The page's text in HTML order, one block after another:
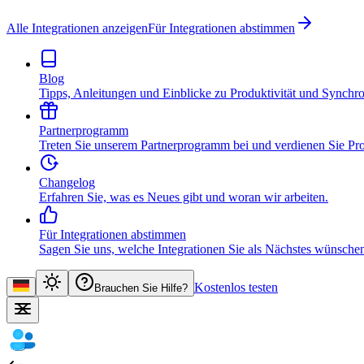
Alle Integrationen anzeigenFür Integrationen abstimmen
Blog
Tipps, Anleitungen und Einblicke zu Produktivität und
Partnerprogramm
Treten Sie unserem Partnerprogramm bei und verdienen Sie
Changelog
Erfahren Sie, was es Neues gibt und woran wir arbeiten.
Für Integrationen abstimmen
Sagen Sie uns, welche Integrationen Sie als Nächstes
Brauchen Sie Hilfe? Kostenlos testen